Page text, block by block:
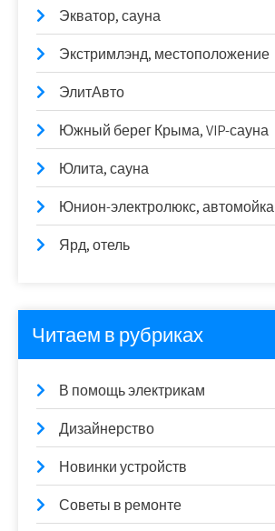
Экватор, сауна
Экстримлэнд, местоположение
ЭлитАвто
Южный берег Крыма, VIP-сауна
Юлита, сауна
Юнион-электролюкс, автомойка
Ярд, отель
Читаем в рубриках
В помощь электрикам
Дизайнерство
Новинки устройств
Советы в ремонте